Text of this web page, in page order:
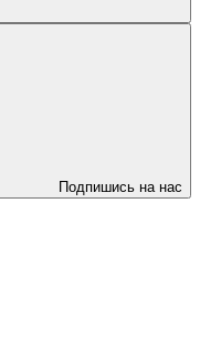
Подпишись на нас